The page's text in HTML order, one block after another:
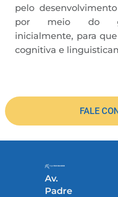
pelo
por meio do
inicialmente, para
cognitiva e
FALE
Av.
Padre